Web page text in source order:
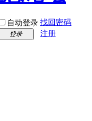
自动登录 找回密码
登录 注册